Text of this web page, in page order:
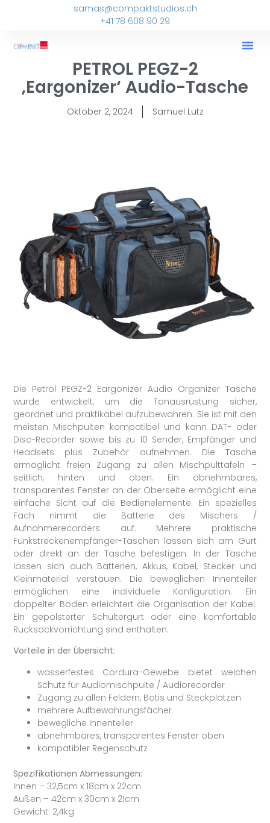
samas@compaktstudios.ch
+41 78 608 90 29
PETROL PEGZ-2
‚Eargonizer‘ Audio-Tasche
Oktober 2, 2024 Samuel Lutz
Die Petrol PEGZ-2 Eargonizer Audio Organizer Tasche
wurde entwickelt, um die Tonausrüstung sicher,
geordnet und praktikabel aufzubewahren. Sie ist mit den
meisten Mischpulten kompatibel und kann DAT- oder
Disc-Recorder sowie bis zu 10 Sender, Empfänger und
Headsets plus Zubehör aufnehmen. Die Tasche
ermöglicht freien Zugang zu allen Mischpulttafeln –
seitlich, hinten und oben. Ein abnehmbares,
transparentes Fenster an der Oberseite ermöglicht eine
einfache Sicht auf die Bedienelemente. Ein spezielles
Fach nimmt die Batterie des Mischers /
Aufnahmerecorders auf. Mehrere praktische
Funkstreckenempfänger-Taschen lassen sich am Gurt
oder direkt an der Tasche befestigen. In der Tasche
lassen sich auch Batterien, Akkus, Kabel, Stecker und
Kleinmaterial verstauen. Die beweglichen Innenteiler
ermöglichen eine individuelle Konfiguration. Ein
doppelter Boden erleichtert die Organisation der Kabel.
Ein gepolsterter Schultergurt oder eine komfortable
Rucksackvorrichtung sind enthalten.
Vorteile in der Übersicht:
wasserfestes Cordura-Gewebe bietet weichen
Schutz für Audiomischpulte / Audiorecorder
Zugang zu allen Feldern, Botis und Steckplätzen
mehrere Aufbewahrungsfächer
bewegliche Innenteiler
abnehmbares, transparentes Fenster oben
kompatibler Regenschutz
Spezifikationen Abmessungen:
Innen – 32,5cm x 18cm x 22cm
Außen – 42cm x 30cm x 21cm
Gewicht: 2,4kg